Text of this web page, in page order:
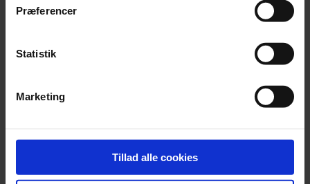
Præferencer
Statistik
Marketing
Tillad alle cookies
Fredag: 07.00–21.00
Søndag: 07.00–21.00
Biblioteket
Bispebrevet